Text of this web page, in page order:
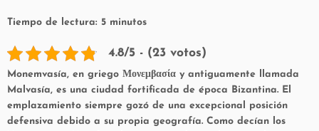
Tiempo de lectura: 5 minutos
4.8/5 - (23 votos)
Monemvasía, en griego Μονεμβασία y antiguamente llamada
Malvasía, es una ciudad fortificada de época Bizantina. El
emplazamiento siempre gozó de una excepcional posición
defensiva debido a su propia geografía. Como decían los